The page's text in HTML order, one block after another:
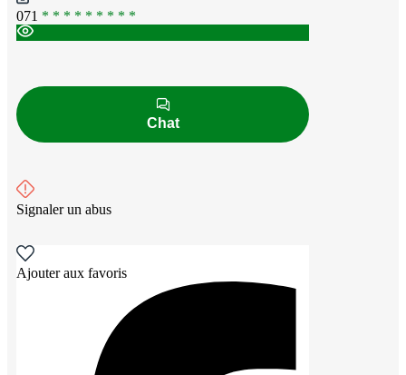
071 * * * * * * * * *
Chat
Signaler un abus
Ajouter aux favoris